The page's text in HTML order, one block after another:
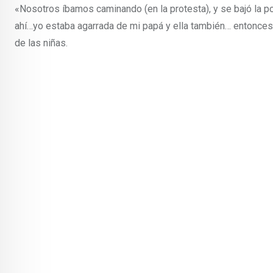
«Nosotros íbamos caminando (en la protesta), y se bajó la
ahí…yo estaba agarrada de mi papá y ella también…
de las niñas.